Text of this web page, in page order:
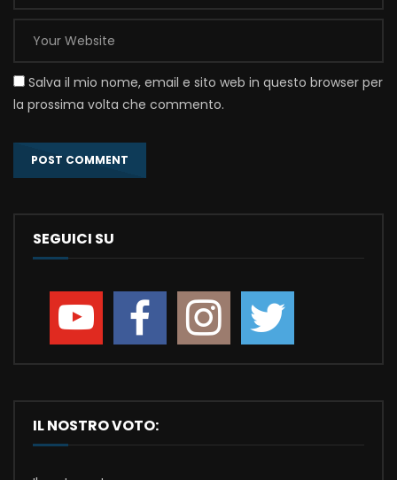
Salva il mio nome, email e sito web in questo browser per
la prossima volta che commento.
SEGUICI SU
IL NOSTRO VOTO: